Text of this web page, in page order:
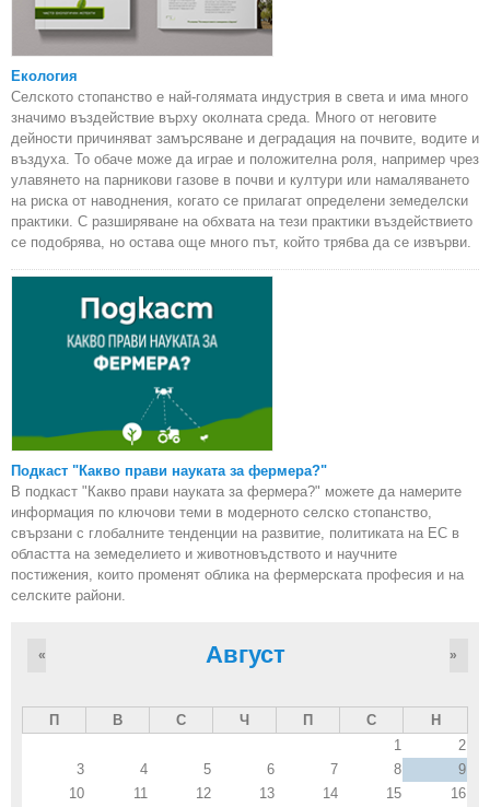
Екология
Селското стопанство е най-голямата индустрия в света и има много
значимо въздействие върху околната среда. Много от неговите
дейности причиняват замърсяване и деградация на почвите, водите и
въздуха. То обаче може да играе и положителна роля, например чрез
улавянето на парникови газове в почви и култури или намаляването
на риска от наводнения, когато се прилагат определени земеделски
практики. С разширяване на обхвата на тези практики въздействието
се подобрява, но остава още много път, който трябва да се извърви.
Подкаст "Какво прави науката за фермера?"
В подкаст "Какво прави науката за фермера?" можете да намерите
информация по ключови теми в модерното селско стопанство,
свързани с глобалните тенденции на развитие, политиката на ЕС в
областта на земеделието и животновъдството и научните
постижения, които променят облика на фермерската професия и на
селските райони.
Август
« »
П В С Ч П С
Н
1
2
3
4 5 6 7 8
9
10
11 12 13 14 15
16